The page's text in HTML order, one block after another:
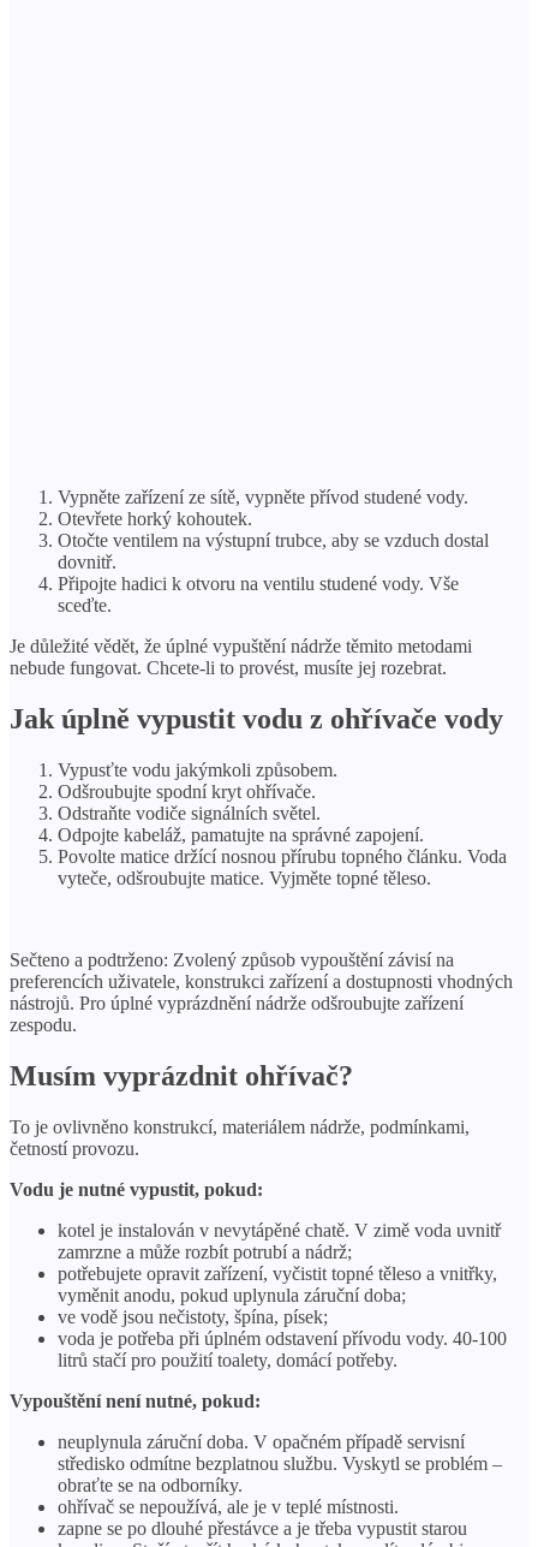
Vypněte zařízení ze sítě, vypněte přívod studené vody.
Otevřete horký kohoutek.
Otočte ventilem na výstupní trubce, aby se vzduch dostal
dovnitř.
Připojte hadici k otvoru na ventilu studené vody. Vše
sceďte.
Je důležité vědět, že úplné vypuštění nádrže těmito metodami
nebude fungovat. Chcete-li to provést, musíte jej rozebrat.
Jak úplně vypustit vodu z ohřívače vody
Vypusťte vodu jakýmkoli způsobem.
Odšroubujte spodní kryt ohřívače.
Odstraňte vodiče signálních světel.
Odpojte kabeláž, pamatujte na správné zapojení.
Povolte matice držící nosnou přírubu topného článku. Voda
vyteče, odšroubujte matice. Vyjměte topné těleso.
Sečteno a podtrženo: Zvolený způsob vypouštění závisí na
preferencích uživatele, konstrukci zařízení a dostupnosti vhodných
nástrojů. Pro úplné vyprázdnění nádrže odšroubujte zařízení
zespodu.
Musím vyprázdnit ohřívač?
To je ovlivněno konstrukcí, materiálem nádrže, podmínkami,
četností provozu.
Vodu je nutné vypustit, pokud:
kotel je instalován v nevytápěné chatě. V zimě voda uvnitř
zamrzne a může rozbít potrubí a nádrž;
potřebujete opravit zařízení, vyčistit topné těleso a vnitřky,
vyměnit anodu, pokud uplynula záruční doba;
ve vodě jsou nečistoty, špína, písek;
voda je potřeba při úplném odstavení přívodu vody. 40-100
litrů stačí pro použití toalety, domácí potřeby.
Vypouštění není nutné, pokud:
neuplynula záruční doba. V opačném případě servisní
středisko odmítne bezplatnou službu. Vyskytl se problém –
obraťte se na odborníky.
ohřívač se nepoužívá, ale je v teplé místnosti.
zapne se po dlouhé přestávce a je třeba vypustit starou